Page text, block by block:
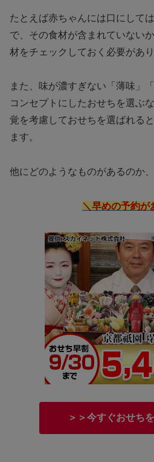
たとえば赤ちゃんには口にして
で、その食材が含まれていない
材をチェックしておく必要があり
また、味が濃すぎない「薄味」
コンセプトにしたおせちを選ぶ
覚を考慮しておせちを選ばれる
ます。
他にどのようなものがあるのか
＼早めの予約が
＞＞今すぐおせち